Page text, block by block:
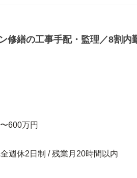
修繕の工事手配・監理／8割内
600万円
週休2日制 / 残業月20時間以内